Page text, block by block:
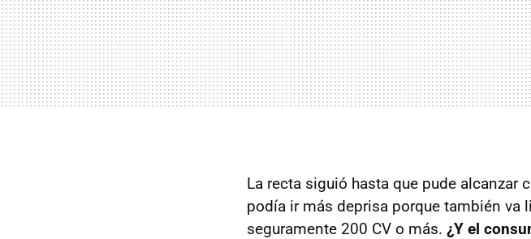
La recta siguió hasta que pude alcanzar
podía ir más deprisa porque también va
seguramente 200 CV o más. ¿Y el